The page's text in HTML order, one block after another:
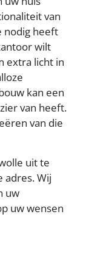
van
nodig heeft
wilt
extra licht in
kan een
van heeft.
van die
uit te
adres. Wij
uw
uw wensen